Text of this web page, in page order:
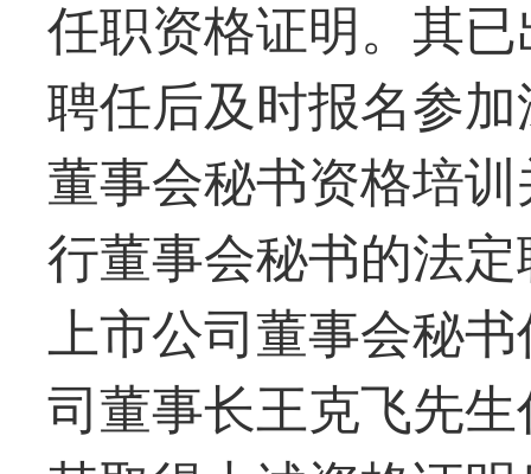
任职资格证明。其
聘任后及时报名参
董事会秘书资格培
行董事会秘书的法
上市公司董事会秘
司董事长王克飞先